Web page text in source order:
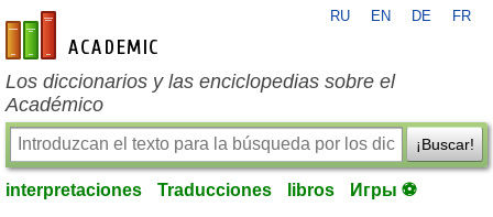
es-academic.com
RU EN DE FR
Los diccionarios y las enciclopedias sobre el
Académico
¡Buscar!
interpretaciones Traducciones libros Игры ⚽